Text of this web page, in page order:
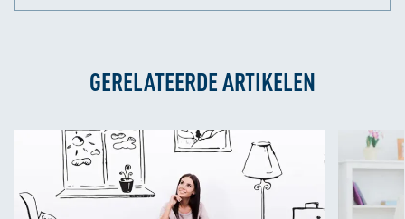
GERELATEERDE ARTIKELEN